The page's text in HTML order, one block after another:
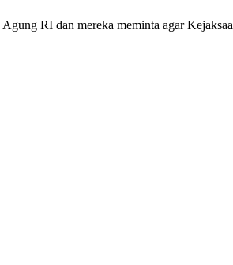
RI dan mereka meminta agar